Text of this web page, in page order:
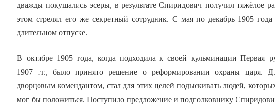
дважды покушались эсеры, в результате Спиридович получил тяжёлое
этом стрелял его же секретный сотрудник. С мая по декабрь 1905
длительном отпуске.
В октябре 1905 года, когда подходила к своей кульминации Первая
1907 гг., было принято решение о реформировании охраны царя.
дворцовым комендантом, стал для этих целей подыскивать людей,
мог бы положиться. Поступило предложение и подполковнику